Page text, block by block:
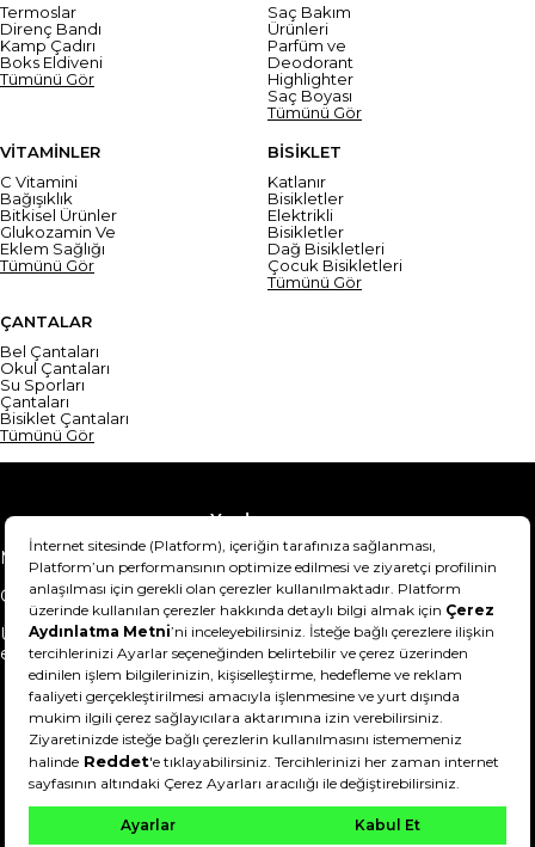
Termoslar
Direnç Bandı
Kamp Çadırı
Boks Eldiveni
Tümünü Gör
Saç Bakım
Ürünleri
Parfüm ve
Deodorant
Highlighter
Saç Boyası
Tümünü Gör
VİTAMİNLER
C Vitamini
Bağışıklık
Bitkisel Ürünler
Glukozamin Ve
Eklem Sağlığı
Tümünü Gör
BİSİKLET
Katlanır
Bisikletler
Elektrikli
Bisikletler
Dağ Bisikletleri
Çocuk Bisikletleri
Tümünü Gör
ÇANTALAR
Bel Çantaları
Okul Çantaları
Su Sporları
Çantaları
Bisiklet Çantaları
Tümünü Gör
Yardım
Mesafeli Satış Sözleşmesi
Teslimat Bilgisi
Gizlilik Sözleşmesi
Şartlar & Koşullar
Ürünümü nasıl iade
edebilirim?
Hakkımızda
DeFactoFIT ©️ 2022-2026. Tüm hakları saklıdır.